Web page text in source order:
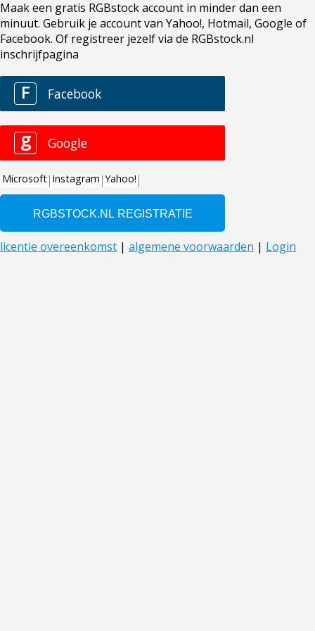
Maak een gratis RGBstock account in minder dan een
minuut. Gebruik je account van Yahoo!, Hotmail, Google of
Facebook. Of registreer jezelf via de RGBstock.nl
inschrijfpagina
F Facebook
g Google
Microsoft Instagram Yahoo!
licentie overeenkomst | algemene voorwaarden | Login